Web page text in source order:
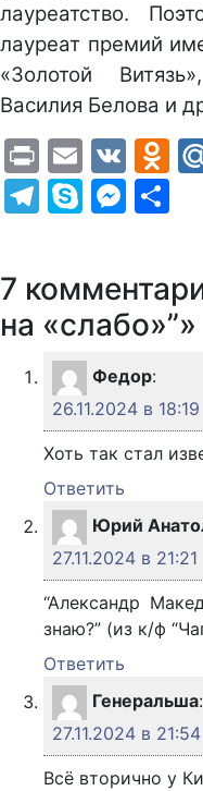
лауреатство.
лауреат премий
«Золотой
Василия Белова и
PrintEmail
VK
Telegram
Skype
7
на «слабо»”»
Федор:
26.11.2024 в 18:19
Хоть так стал
Ответить
Юрий
27.11.2024 в 21:21
“Александр
знаю?” (из к/ф
Ответить
Генеральша:
27.11.2024 в 21:54
Всё вторично у